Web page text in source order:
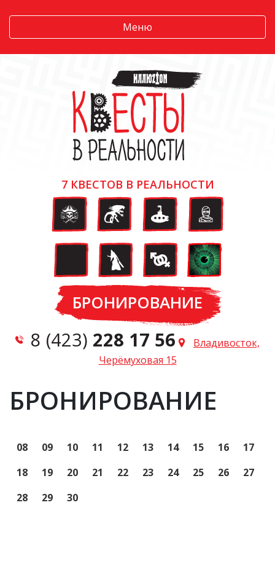
Меню
7 КВЕСТОВ В РЕАЛЬНОСТИ
БРОНИРОВАНИЕ
8 (423) 228 17 56
Владивосток,
Черёмуховая 15
БРОНИРОВАНИЕ
08 09 10 11 12 13 14 15 16
17
18
19 20 21 22 23 24 25 26
27
28
29 30